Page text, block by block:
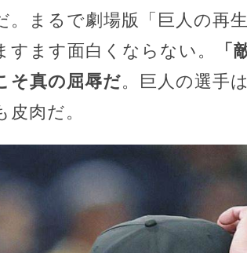
。まるで劇場版「巨人の再
ます面白くならない。
「
そ真の屈辱だ。巨人の選手
肉だ。